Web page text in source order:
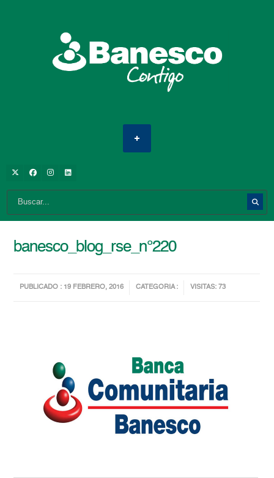
banesco_blog_rse_n°220
PUBLICADO : 19 FEBRERO, 2016 CATEGORIA : VISITAS: 73